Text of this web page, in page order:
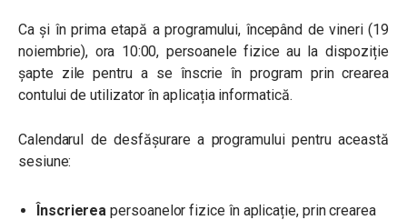
Ca și în prima etapă a programului, începând de vineri (19
noiembrie), ora 10:00, persoanele fizice au la dispoziție
șapte zile pentru a se înscrie în program prin crearea
contului de utilizator în aplicația informatică.
Calendarul de desfășurare a programului pentru această
sesiune:
Înscrierea persoanelor fizice în aplicație, prin crearea